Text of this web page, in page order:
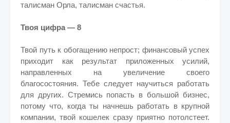
талисман Орла, талисман счастья.
Твоя цифра — 8
Твой путь к обогащению непрост; финансовый успех
приходит как результат приложенных усилий,
направленных на увеличение своего
благосостояния. Тебе следует научиться работать
для других. Стремись попасть в большой бизнес,
потому что, когда ты начнешь работать в крупной
компании, твой кошелек сразу приятно потолстеет.